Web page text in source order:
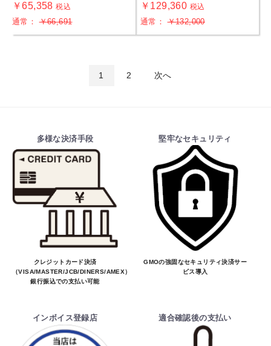
￥65,358税込
通常：￥66,691
￥129,360 税込
通常：￥132,000
1 2 次へ
多様な決済手段
クレジットカード決済
（VISA/MASTER/JCB/DINERS/AMEX）、
銀行振込での支払い可能
堅牢なセキュリティ
GMOの強固なセキュリティ決済サー
ビス導入
インボイス登録店 適合確認後の支払い